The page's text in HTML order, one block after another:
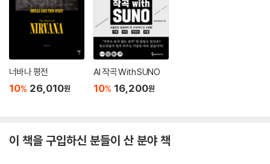
너바나 평전
10% 26,010원
AI 작곡 With SUNO
10% 16,200원
이 책을 구입하신 분들이 산 분야 책